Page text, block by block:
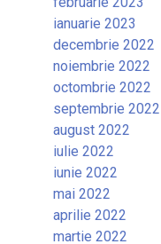
ianuarie 2023
decembrie 2022
noiembrie 2022
octombrie 2022
septembrie 2022
august 2022
iulie 2022
iunie 2022
mai 2022
aprilie 2022
martie 2022